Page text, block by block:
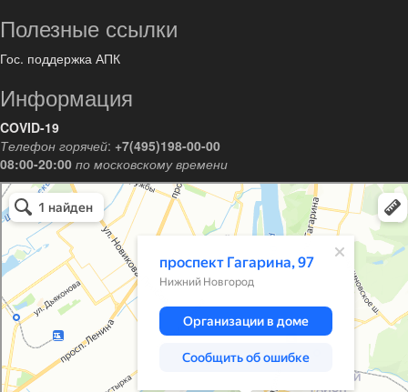
Полезные ссылки
Гос. поддержка АПК
Информация
COVID-19
Телефон горячей: +7(495)198-00-00
08:00-20:00 по московскому времени